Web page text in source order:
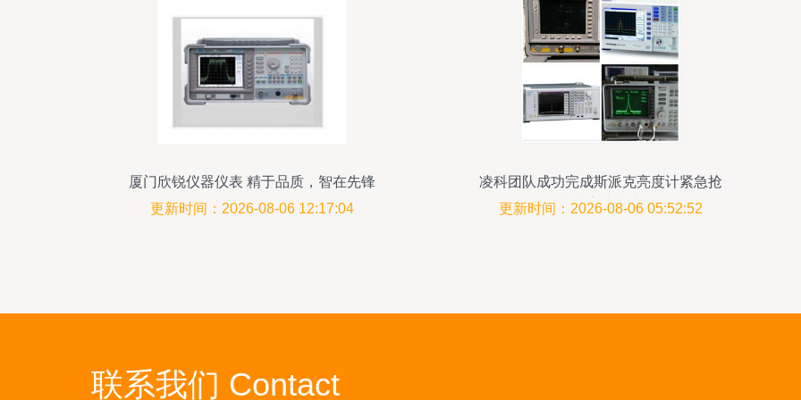
厦门欣锐仪器仪表 精于品质，智在先锋
更新时间：2026-08-06 12:17:04
凌科团队成功完成斯派克亮度计紧急抢
修，助力客户生产恢复
更新时间：2026-08-06 05:52:52
联系我们 Contact